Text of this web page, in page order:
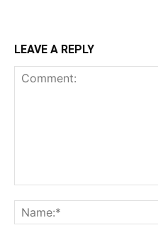
LEAVE A REPLY